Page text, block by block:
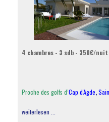
4 chambres - 3 sdb - 350€/nuit
Proche des golfs d’Cap d'Agde,
weiterlesen ...